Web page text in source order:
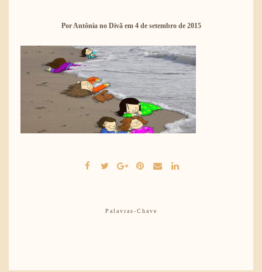
PorAntônia no Divã em 4 de setembro de 2015
Palavras-Chave